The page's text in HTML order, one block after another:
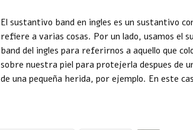
El sustantivo band en ingles es un sustantivo
refiere a varias cosas. Por un lado, usamos el
band del ingles para referirnos a aquello que
sobre nuestra piel para protejerla despues de
de una pequeña herida, por ejemplo. En este